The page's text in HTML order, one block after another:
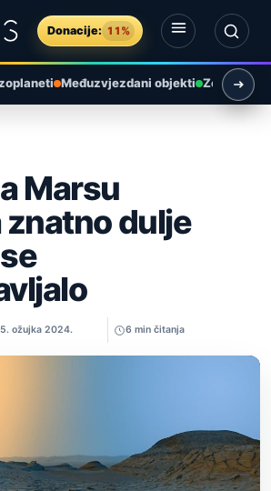
Donacije: 11%
Međuzvjezdani objekti Zemlja i
Marsu
dulje
ožujka 2024. 6 min čitanja